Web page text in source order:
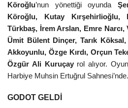
Köroğlu’nun yönettiği oyunda
Köroğlu, Kutay Kırşehirlioğlu,
Türkbaş, İrem Arslan, Emre Narcı,
Ümit Bülent Dinçer, Tarık
Akkoyunlu, Özge Kırdı, Orçun
Özgür Ali Kuruçayrol alıyor.
Harbiye Muhsin Ertuğrul Sahnesi’nde.
GODOT GELDİ